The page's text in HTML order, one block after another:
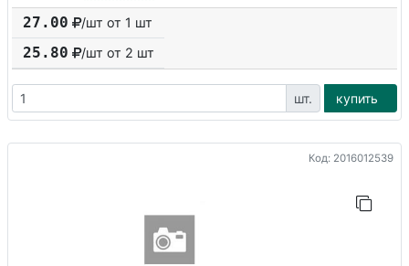
27.00 /шт от 1 шт
25.80 /шт от 2 шт
шт. купить
Код: 2016012539